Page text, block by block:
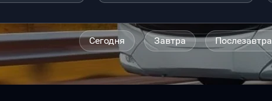
Сегодня Завтра Послезавтра